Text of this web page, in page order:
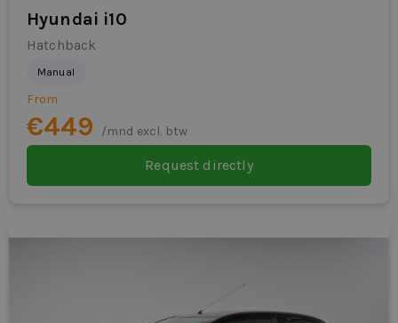
Hyundai i10
Hatchback
Manual
From
€449 /mnd excl. btw
Request directly